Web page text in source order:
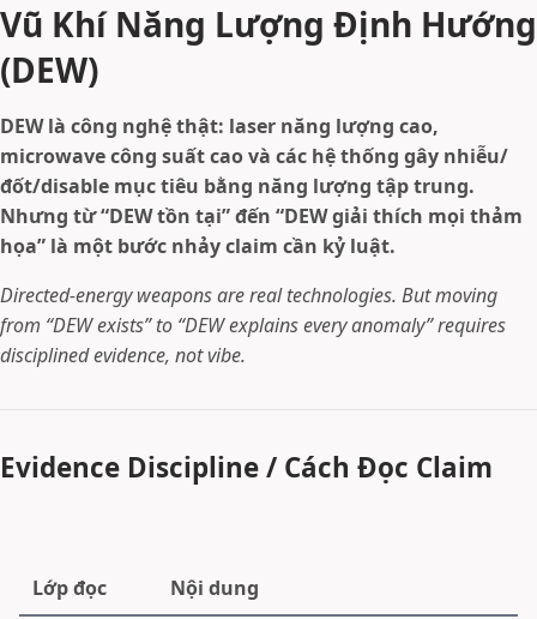
Vũ Khí Năng Lượng Định Hướng
(DEW)
DEW là công nghệ thật: laser năng lượng cao,
microwave công suất cao và các hệ thống gây nhiễu/
đốt/disable mục tiêu bằng năng lượng tập trung.
Nhưng từ “DEW tồn tại” đến “DEW giải thích mọi thảm
họa” là một bước nhảy claim cần kỷ luật.
Directed-energy weapons are real technologies. But moving
from “DEW exists” to “DEW explains every anomaly” requires
disciplined evidence, not vibe.
Evidence Discipline / Cách Đọc Claim
Lớp đọc Nội dung